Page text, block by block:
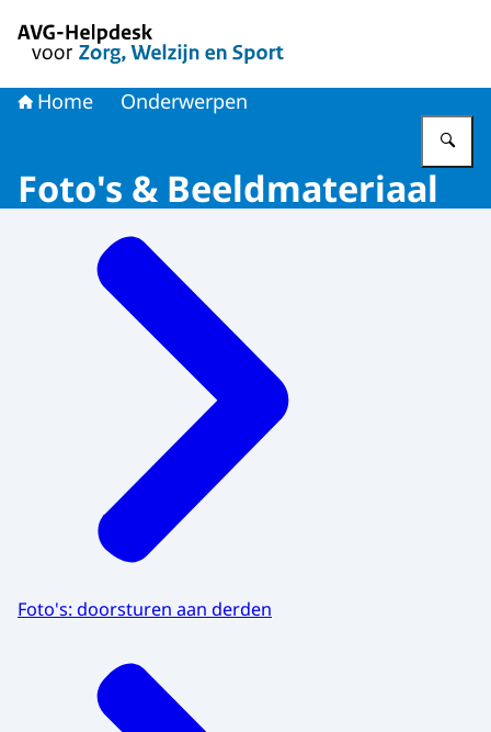
Home Onderwerpen
Foto's & Beeldmateriaal
Foto's: doorsturen aan derden